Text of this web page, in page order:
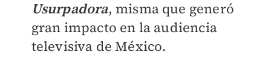
Usurpadora, misma que generó
gran impacto en la audiencia
televisiva de México.